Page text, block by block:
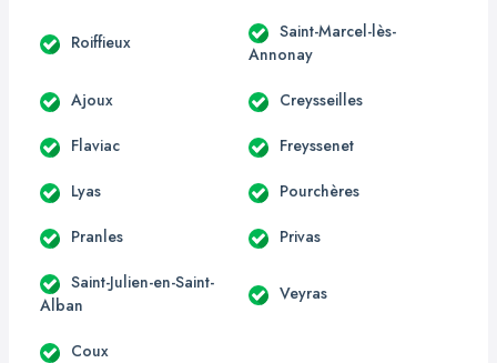
Roiffieux
Saint-Marcel-lès-
Annonay
Ajoux Creysseilles
Flaviac Freyssenet
Lyas Pourchères
Pranles Privas
Saint-Julien-en-Saint-
Alban
Veyras
Coux